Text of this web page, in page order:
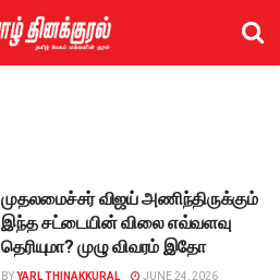
முதலமைச்சர் விஜய் அணிந்திருக்கும்
இந்த சட்டையின் விலை எவ்வளவு
தெரியுமா? முழு விவரம் இதோ
BYYARL THINAKKURAL JUNE 24, 2026